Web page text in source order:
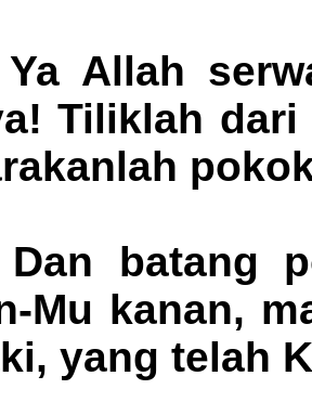
Ya Allah
Tiliklah
Dan batang
Mu kanan,
yang telah